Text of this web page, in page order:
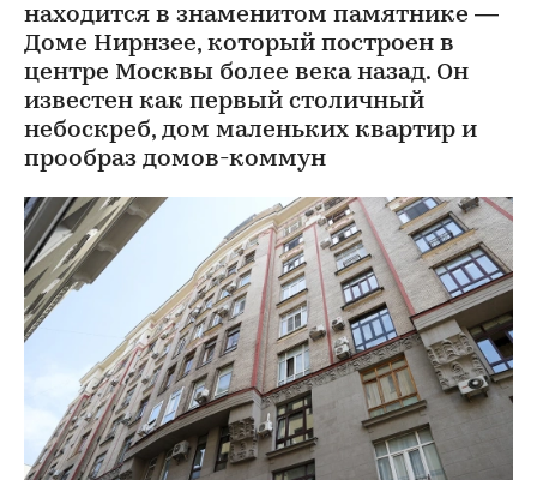
находится в знаменитом памятнике —
Доме Нирнзее, который построен в
центре Москвы более века назад. Он
известен как первый столичный
небоскреб, дом маленьких квартир и
прообраз домов-коммун